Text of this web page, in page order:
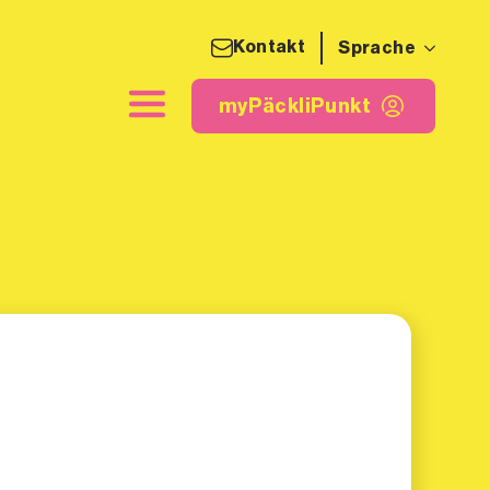
Kontakt Sprache
myPäckliPunkt
myPäckliPunkt